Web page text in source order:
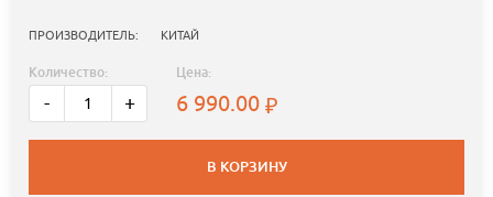
ПРОИЗВОДИТЕЛЬ: КИТАЙ
Количество:
- +
Цена:
6 990.00
В КОРЗИНУ